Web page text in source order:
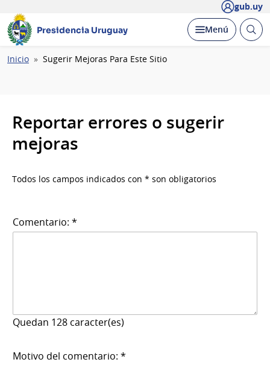
gub.uy
Presidencia Uruguay Desplegar
Menú Abrir
Ruta
Inicio Sugerir Mejoras Para Este Sitio
Reportar errores o sugerir
mejoras
Todos los campos indicados con * son obligatorios
Comentario: *
Quedan 128 caracter(es)
Motivo del comentario: *